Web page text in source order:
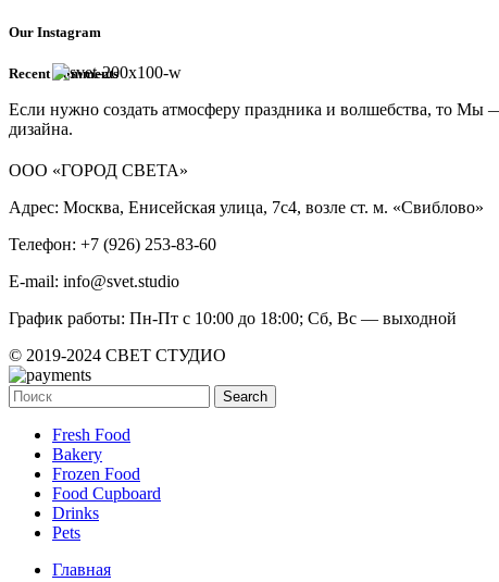
Our Instagram
Recent Comments
Если нужно создать атмосферу праздника и волшебства, то
дизайна.
ООО «ГОРОД СВЕТА»
Адрес: Москва, Енисейская улица, 7с4, возле ст. м. «Свиблово»
Телефон: +7 (926) 253-83-60
E-mail: info@svet.studio
График работы: Пн-Пт с 10:00 до 18:00; Сб, Вс — выходной
© 2019-2024 СВЕТ СТУДИО
Search
Fresh Food
Bakery
Frozen Food
Food Cupboard
Drinks
Pets
Главная